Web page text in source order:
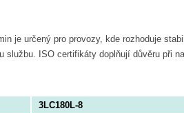
je určený pro provozy, kde rozhoduje
ISO certifikáty doplňují důvěru při
3LC180L-8